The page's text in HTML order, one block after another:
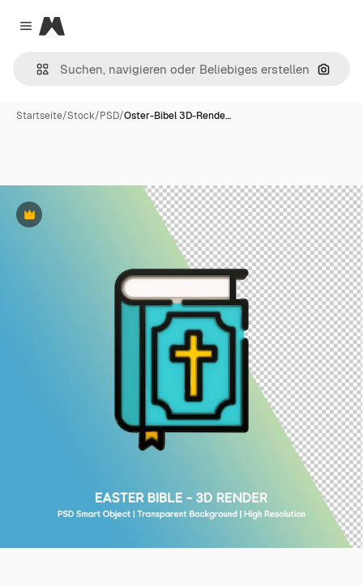
Close menu
Magnific
Nach
Startseite/Stock/PSD/Oster-Bibel 3D-Rende…
Premium